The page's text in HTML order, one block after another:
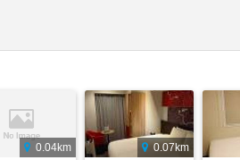
0.04km
0.07km